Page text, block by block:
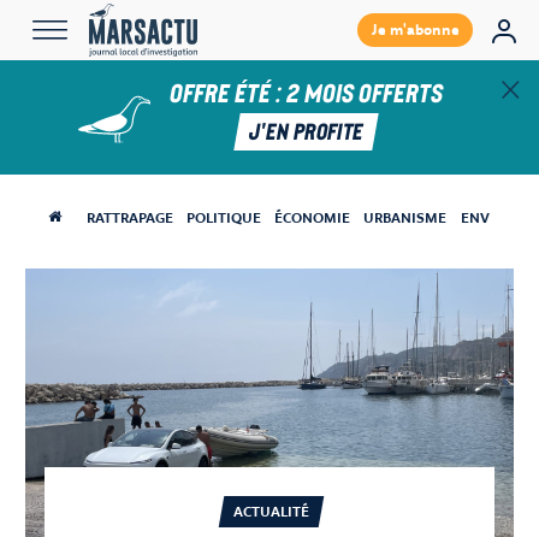
Je m'abonne
JE
LE
JOURNAL
THÉMATIQUES
CHRONIQUES
OFFRE ÉTÉ : 2 MOIS OFFERTS
J'EN PROFITE
RATTRAPAGE POLITIQUE ÉCONOMIE URBANISME
ACTUALITÉ